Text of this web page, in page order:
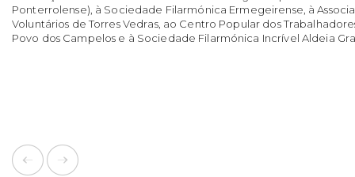
Ponterrolense), à Sociedade Filarmónica Ermegeirense, à
Voluntários de Torres Vedras, ao Centro Popular dos
Povo dos Campelos e à Sociedade Filarmónica Incrível Aldeia